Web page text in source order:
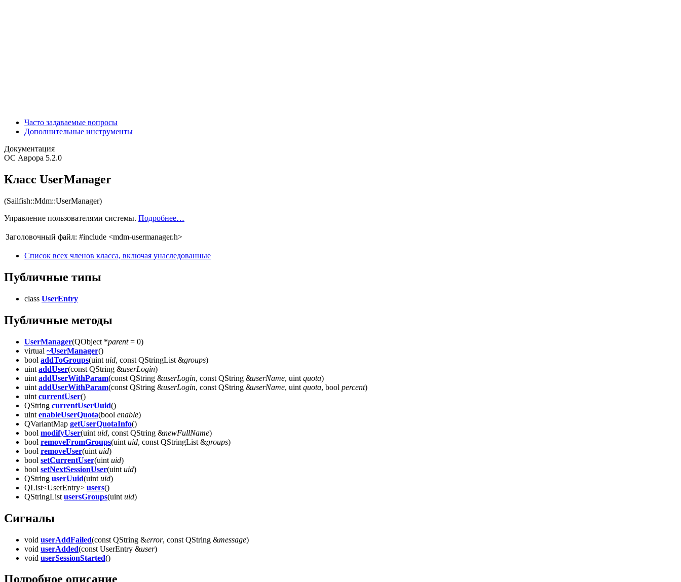
Часто задаваемые вопросы
Дополнительные инструменты
Документация
ОС Аврора 5.2.0
Класс UserManager
(Sailfish::Mdm::UserManager)
Управление пользователями системы. Подробнее…
Заголовочный файл: #include <mdm-usermanager.h>
Список всех членов класса, включая унаследованные
Публичные типы
class UserEntry
Публичные методы
UserManager(QObject *parent= 0)
virtual ~UserManager()
bool addToGroups(uint uid, const QStringList &groups)
uint addUser(const QString &userLogin)
uint addUserWithParam(const QString &userLogin, const QString &userName, uint quota)
uint addUserWithParam(const QString &userLogin, const QString &userName, uint quota, bool percent)
uint currentUser()
QString currentUserUuid()
uint enableUserQuota(bool enable)
QVariantMap getUserQuotaInfo()
bool modifyUser(uint uid, const QString &newFullName)
bool removeFromGroups(uint uid, const QStringList &groups)
bool removeUser(uint uid)
bool setCurrentUser(uint uid)
bool setNextSessionUser(uint uid)
QString userUuid(uint uid)
QList<UserEntry> users()
QStringList usersGroups(uint uid)
Сигналы
void userAddFailed(const QString &error, const QString &message)
void userAdded(const UserEntry &user)
void userSessionStarted()
Подробное описание